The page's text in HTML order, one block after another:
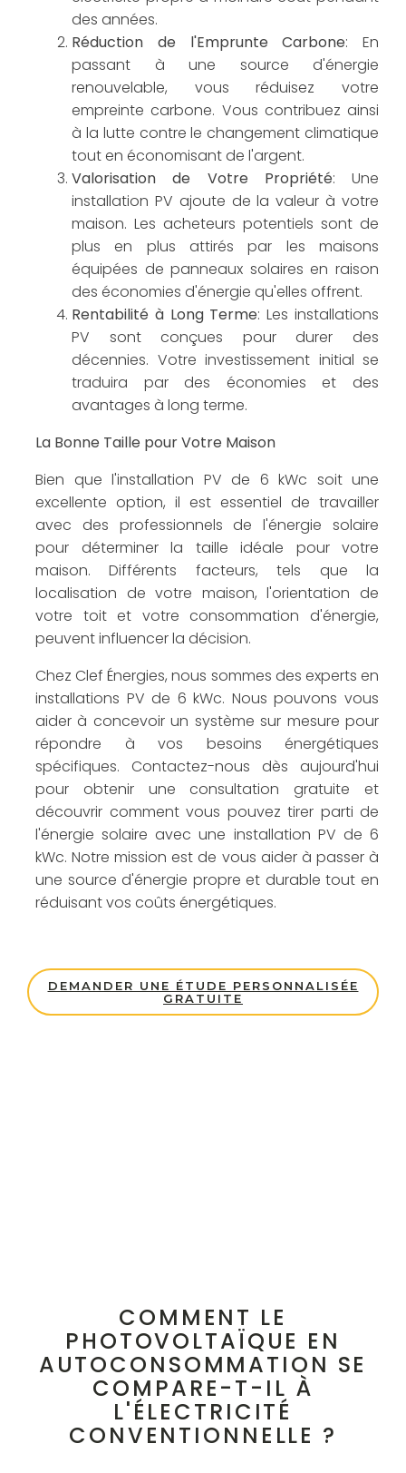
des années.
Réduction de l'Emprunte Carbone: En
passant à une source d'énergie
renouvelable, vous réduisez votre
empreinte carbone. Vous contribuez ainsi
à la lutte contre le changement climatique
tout en économisant de l'argent.
Valorisation de Votre Propriété: Une
installation PV ajoute de la valeur à votre
maison. Les acheteurs potentiels sont de
plus en plus attirés par les maisons
équipées de panneaux solaires en raison
des économies d'énergie qu'elles offrent.
Rentabilité à Long Terme: Les installations
PV sont conçues pour durer des
décennies. Votre investissement initial se
traduira par des économies et des
avantages à long terme.
La Bonne Taille pour Votre Maison
Bien que l'installation PV de 6 kWc soit une
excellente option, il est essentiel de travailler
avec des professionnels de l'énergie solaire
pour déterminer la taille idéale pour votre
maison. Différents facteurs, tels que la
localisation de votre maison, l'orientation de
votre toit et votre consommation d'énergie,
peuvent influencer la décision.
Chez Clef Énergies, nous sommes des experts en
installations PV de 6 kWc. Nous pouvons vous
aider à concevoir un système sur mesure pour
répondre à vos besoins énergétiques
spécifiques. Contactez-nous dès aujourd'hui
pour obtenir une consultation gratuite et
découvrir comment vous pouvez tirer parti de
l'énergie solaire avec une installation PV de 6
kWc. Notre mission est de vous aider à passer à
une source d'énergie propre et durable tout en
réduisant vos coûts énergétiques.
DEMANDER UNE ÉTUDE PERSONNALISÉE
GRATUITE
COMMENT LE
PHOTOVOLTAÏQUE EN
AUTOCONSOMMATION SE
COMPARE-T-IL À
L'ÉLECTRICITÉ
CONVENTIONNELLE ?